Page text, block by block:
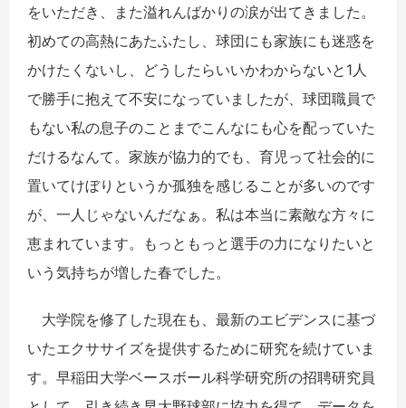
をいただき、また溢れんばかりの涙が出てきました。
初めての高熱にあたふたし、球団にも家族にも迷惑を
かけたくないし、どうしたらいいかわからないと1人
で勝手に抱えて不安になっていましたが、球団職員で
もない私の息子のことまでこんなにも心を配っていた
だけるなんて。家族が協力的でも、育児って社会的に
置いてけぼりというか孤独を感じることが多いのです
が、一人じゃないんだなぁ。私は本当に素敵な方々に
恵まれています。もっともっと選手の力になりたいと
いう気持ちが増した春でした。
大学院を修了した現在も、最新のエビデンスに基づ
いたエクササイズを提供するために研究を続けていま
す。早稲田大学ベースボール科学研究所の招聘研究員